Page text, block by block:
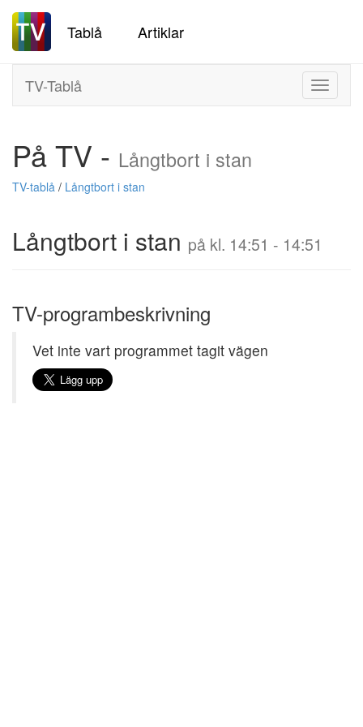
Tablå Artiklar
Toggle
TV-Tablå
På TV - Långtbort i stan
TV-tablå / Långtbort i stan
Långtbort i stan på kl. 14:51 - 14:51
TV-programbeskrivning
Vet inte vart programmet tagit vägen